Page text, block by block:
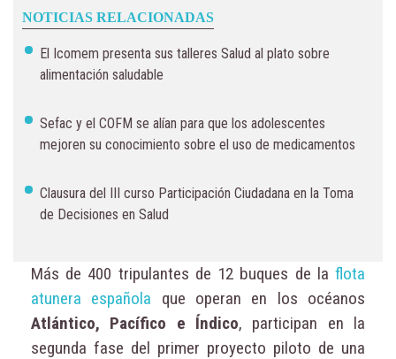
NOTICIAS RELACIONADAS
El Icomem presenta sus talleres Salud al plato sobre
alimentación saludable
Sefac y el COFM se alían para que los adolescentes
mejoren su conocimiento sobre el uso de medicamentos
Clausura del III curso Participación Ciudadana en la Toma
de Decisiones en Salud
Más de 400 tripulantes de 12 buques de la flota
atunera española que operan en los océanos
Atlántico, Pacífico e Índico, participan en la
segunda fase del primer proyecto piloto de una